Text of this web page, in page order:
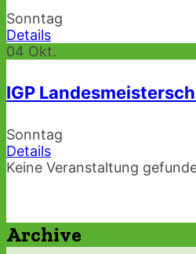
Sonntag
Details
04 Okt.
IGP
Sonntag
Details
Keine Veranstaltung
Archive